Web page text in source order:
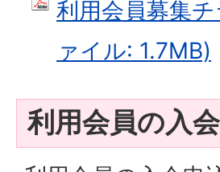
利用会員募集
ァイル: 1.7MB)
利用会員の入